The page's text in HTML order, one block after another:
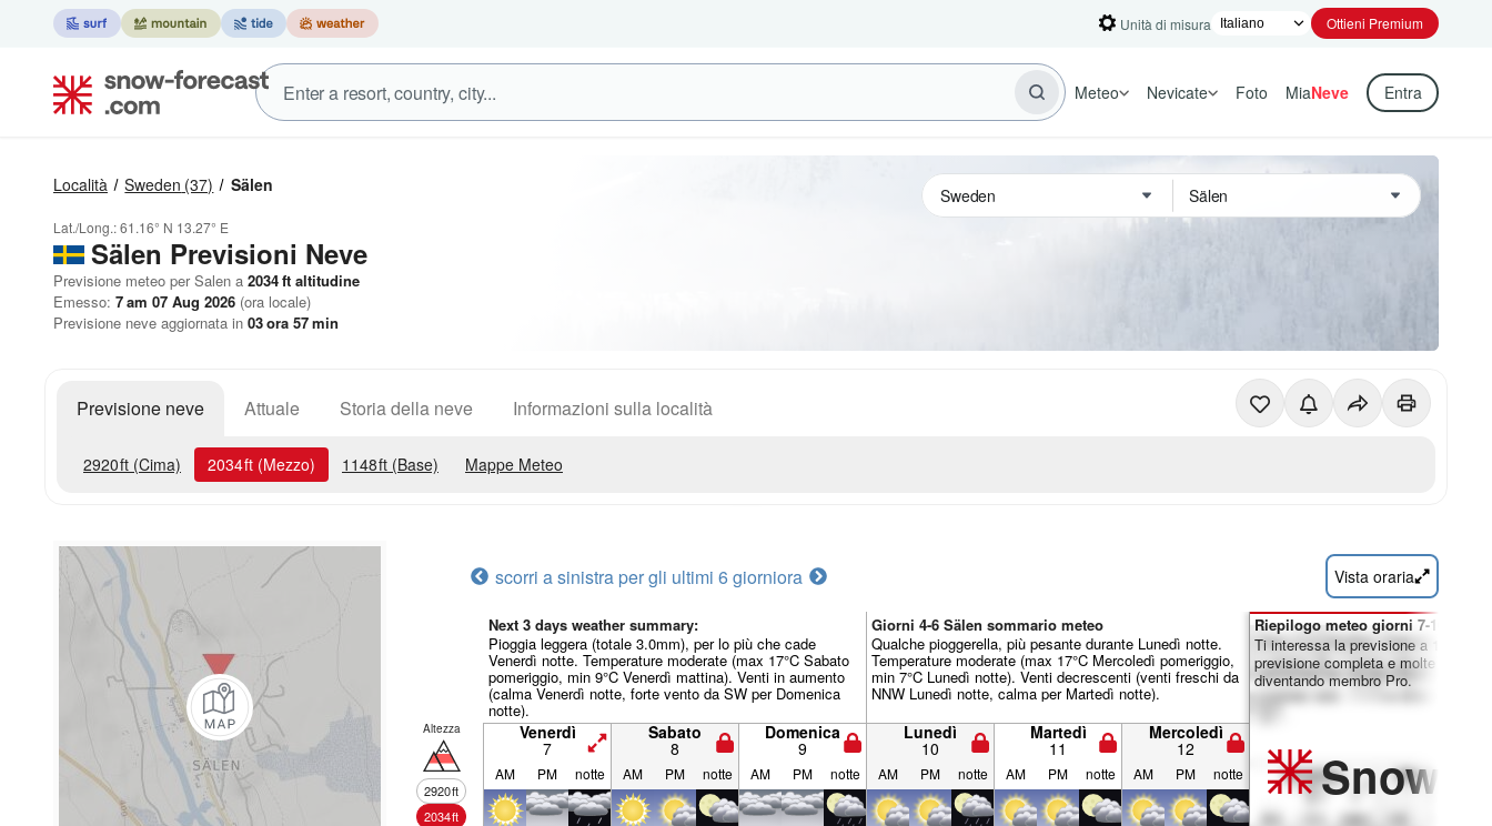
Unità di misura Ottieni Premium
Meteo Nevicate Foto MiaNeve Entra
Località Sweden (37) Sälen
Lat./Long.:61.16° N 13.27° E
Sälen Previsioni Neve
Previsione meteo per Salen a 2034ft altitudine
Emesso: 7 am 07 Aug 2026 (ora locale)
Previsione neve aggiornata in 03ora 57min
Previsione neve Attuale Storia della neve Informazioni sulla località
2920ft (Cima) 2034ft (Mezzo) 1148ft (Base) Mappe Meteo
scorri a sinistra per gli ultimi 6 giorniora Vista oraria
Next 3 days weather summary:
Pioggia leggera (totale 3.0mm), per lo più che cade
Venerdì notte. Temperature moderate (max 17°C Sabato
pomeriggio, min 9°C Venerdì mattina). Venti in aumento
(calma Venerdì notte, forte vento da SW per Domenica
notte).
Giorni 4-6 Sälen sommario meteo
Qualche pioggerella, più pesante durante Lunedì notte.
Temperature moderate (max 17°C Mercoledì pomeriggio,
min 7°C Lunedì notte). Venti decrescenti (venti freschi da
NNW Lunedì notte, calma per Martedì notte).
Altezza
2920ft
2034ft
Venerdì
7
Sabato
8
Domenica
9
Lunedì
10
Martedì
11
Mercoledì
12
AM PM notte AM PM notte AM PM notte AM PM notte AM PM notte AM PM notte
Riepilogo meteo giorni 7-16:
Ti interessa la previsione a 16
previsione completa e molte altre
diventando membro Pro.
Snow